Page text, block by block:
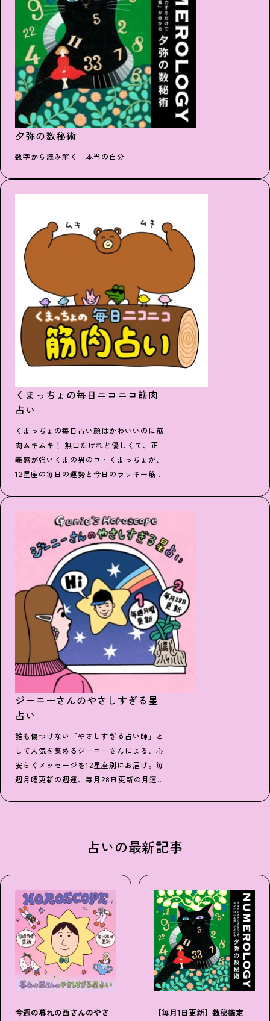
夕弥の数秘術
数字から読み解く「本当の自分」
くまっちょの毎日ニコニコ筋肉
占い
くまっちょの毎日占い顔はかわいいのに筋
肉ムキムキ！ 無口だけれど優しくて、正
義感が強いくまの男のコ・くまっちょが、
12星座の毎日の運勢と今日のラッキー筋肉
ジーニーさんのやさしすぎる星
占い
誰も傷つけない「やさしすぎる占い師」と
して人気を集めるジーニーさんによる、心
安らぐメッセージを12星座別にお届け。毎
週月曜更新の週運、毎月28日更新の月運
占いの最新記事
今週の暮れの酉さんのやさ
【毎月1日更新】数秘鑑定